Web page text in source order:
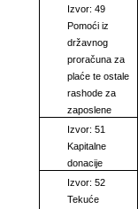
Izvor: 49
Pomoći iz
državnog
proračuna za
plaće te ostale
rashode za
zaposlene
Izvor: 51
Kapitalne
donacije
Izvor: 52
Tekuće